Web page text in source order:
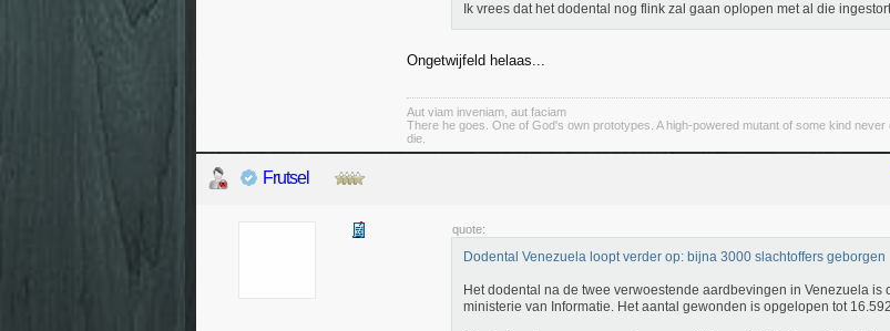
Ik vrees dat het dodental nog flink zal gaan oplopen met al die
Ongetwijfeld helaas...
Aut viam inveniam, aut faciam
There he goes. One of God's own prototypes. A high-powered mutant of some kind
die.
Frutsel
quote:
Dodental Venezuela loopt verder op: bijna 3000 slachtoffers geborgen
Het dodental na de twee verwoestende aardbevingen in Venezuela is
ministerie van Informatie. Het aantal gewonden is opgelopen tot